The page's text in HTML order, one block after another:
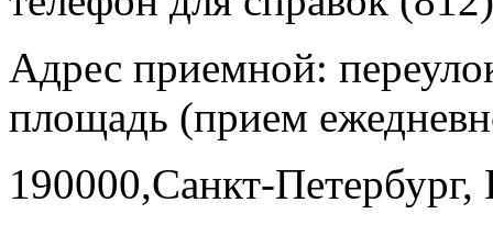
Адрес приемной:
площадь (прием
190000,Санкт-